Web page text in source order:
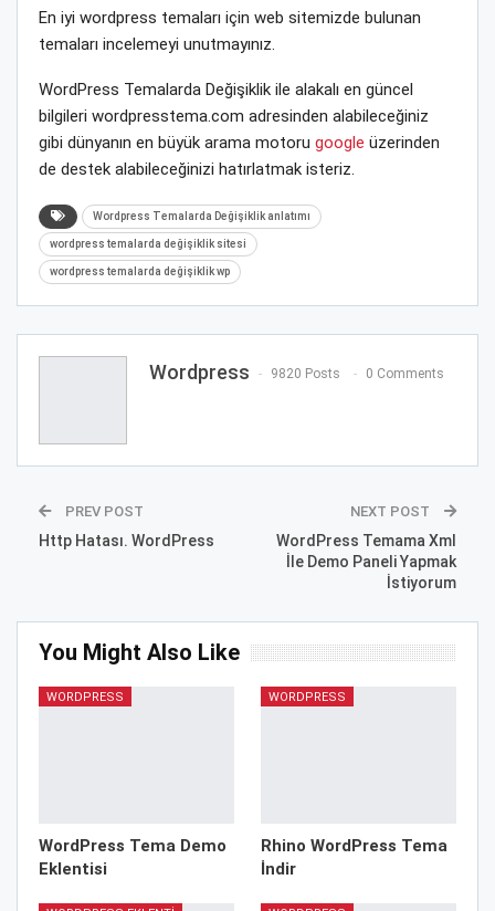
En iyi wordpress temaları için web sitemizde bulunan
temaları incelemeyi unutmayınız.
WordPress Temalarda Değişiklik ile alakalı en güncel
bilgileri wordpresstema.com adresinden alabileceğiniz
gibi dünyanın en büyük arama motoru google üzerinden
de destek alabileceğinizi hatırlatmak isteriz.
Wordpress Temalarda Değişiklik anlatımı
wordpress temalarda değişiklik sitesi
wordpress temalarda değişiklik wp
Wordpress 9820 Posts 0 Comments
PREV POST
Http Hatası. WordPress
NEXT POST
WordPress Temama Xml
İle Demo Paneli Yapmak
İstiyorum
You Might Also Like
WORDPRESS
WordPress Tema Demo
Eklentisi
WORDPRESS
Rhino WordPress Tema
İndir